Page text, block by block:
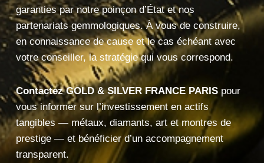
garanties par notre poinçon d’État et nos
partenariats gemmologiques. À vous de construire,
en connaissance de cause et le cas échéant avec
votre conseiller, la stratégie qui vous correspond.
Contactez GOLD & SILVER FRANCE PARISpour
vous informer sur l’investissement en actifs
tangibles — métaux, diamants, art et montres de
prestige — et bénéficier d’un accompagnement
transparent.